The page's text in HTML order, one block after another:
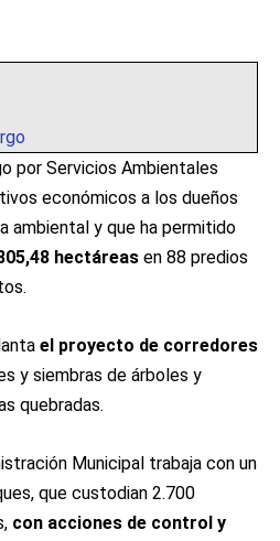
por Servicios Ambientales
económicos a los dueños
ambiental y que ha permitido
hectáreas en 88 predios
el proyecto de corredores
y siembras de árboles y
quebradas.
Municipal trabaja con un
que custodian 2.700
con acciones de control y